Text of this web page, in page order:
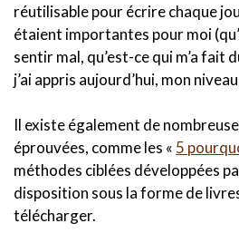
réutilisable pour écrire chaque
étaient importantes pour moi
sentir mal, qu’est-ce qui m’a fait
j’ai appris aujourd’hui, mon
Il existe également de
éprouvées, comme les « 5
méthodes ciblées développées
disposition sous la forme de
télécharger.